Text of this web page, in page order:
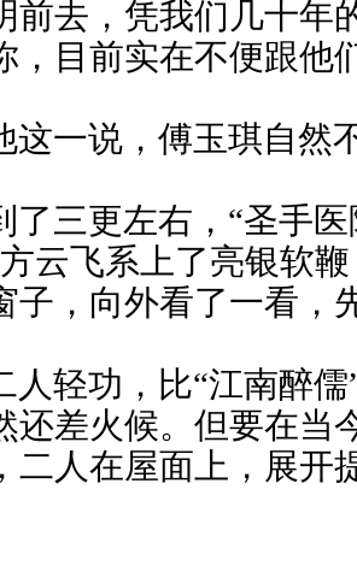
前去，凭我们几十年
，目前实在不便跟他
一说，傅玉琪自然
三更左右，“圣手医
云飞系上了亮银软
子，向外看了一看，
轻功，比“江南醉儒
还差火候。但要在当
二人在屋面上，展开